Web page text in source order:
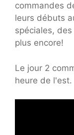
commandes
leurs débuts
spéciales,
plus encore!
Le jour 2
heure de l'est.